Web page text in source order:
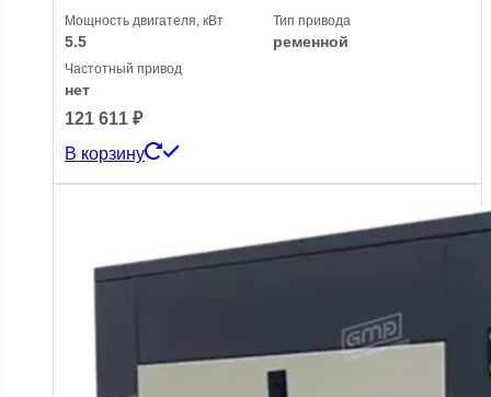
Мощность двигателя, кВт
5.5
Тип привода
ременной
Частотный привод
нет
121 611 ₽
В корзину